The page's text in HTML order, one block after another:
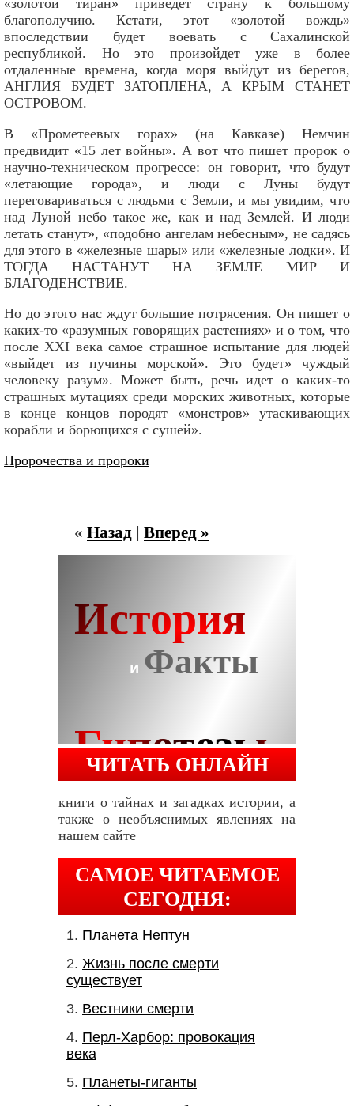
«золотой тиран» приведет страну к большому
благополучию. Кстати, этот «золотой вождь»
впоследствии будет воевать с Сахалинской
республикой. Но это произойдет уже в более
отдаленные времена, когда моря выйдут из берегов,
АНГЛИЯ БУДЕТ ЗАТОПЛЕНА, А КРЫМ СТАНЕТ
ОСТРОВОМ.
В «Прометеевых горах» (на Кавказе) Немчин
предвидит «15 лет войны». А вот что пишет пророк о
научно-техническом прогрессе: он говорит, что будут
«летающие города», и люди с Луны будут
переговариваться с людьми с Земли, и мы увидим, что
над Луной небо такое же, как и над Землей. И люди
летать станут», «подобно ангелам небесным», не садясь
для этого в «железные шары» или «железные лодки». И
ТОГДА НАСТАНУТ НА ЗЕМЛЕ МИР И
БЛАГОДЕНСТВИЕ.
Но до этого нас ждут большие потрясения. Он пишет о
каких-то «разумных говорящих растениях» и о том, что
после XXI века самое страшное испытание для людей
«выйдет из пучины морской». Это будет» чуждый
человеку разум». Может быть, речь идет о каких-то
страшных мутациях среди морских животных, которые
в конце концов породят «монстров» утаскивающих
корабли и борющихся с сушей».
Пророчества и пророки
« Назад | Вперед »
ЧИТАТЬ ОНЛАЙН
книги о тайнах и загадках истории, а
также о необъяснимых явлениях на
нашем сайте
САМОЕ ЧИТАЕМОЕ
СЕГОДНЯ:
Планета Нептун
Жизнь после смерти
существует
Вестники смерти
Перл-Харбор: провокация
века
Планеты-гиганты